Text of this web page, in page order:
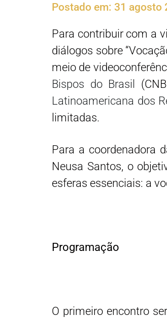
Postado em: 31 agosto
Para contribuir com a
diálogos sobre
meio de
Bispos do Brasil
Latinoamericana dos
limitadas.
Para a coordenadora
Neusa Santos, o
esferas essenciais: a
Programação
O primeiro encontro